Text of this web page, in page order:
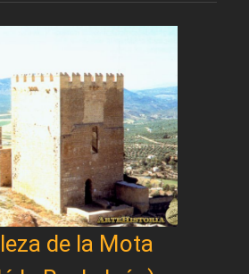
de la Mota